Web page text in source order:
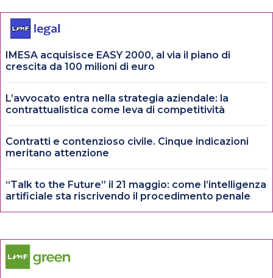
IMESA acquisisce EASY 2000, al via il piano di
crescita da 100 milioni di euro
L’avvocato entra nella strategia aziendale: la
contrattualistica come leva di competitività
Contratti e contenzioso civile. Cinque indicazioni
meritano attenzione
“Talk to the Future” il 21 maggio: come l’intelligenza
artificiale sta riscrivendo il procedimento penale